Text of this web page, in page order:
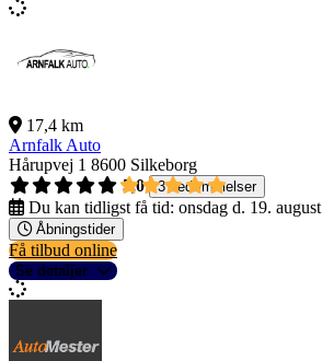
17,4 km
Arnfalk Auto
Hårupvej 1 8600 Silkeborg
5,0
3 bedømmelser
Du kan tidligst få tid: onsdag d. 19. august
Åbningstider
Få tilbud online
Se detaljer